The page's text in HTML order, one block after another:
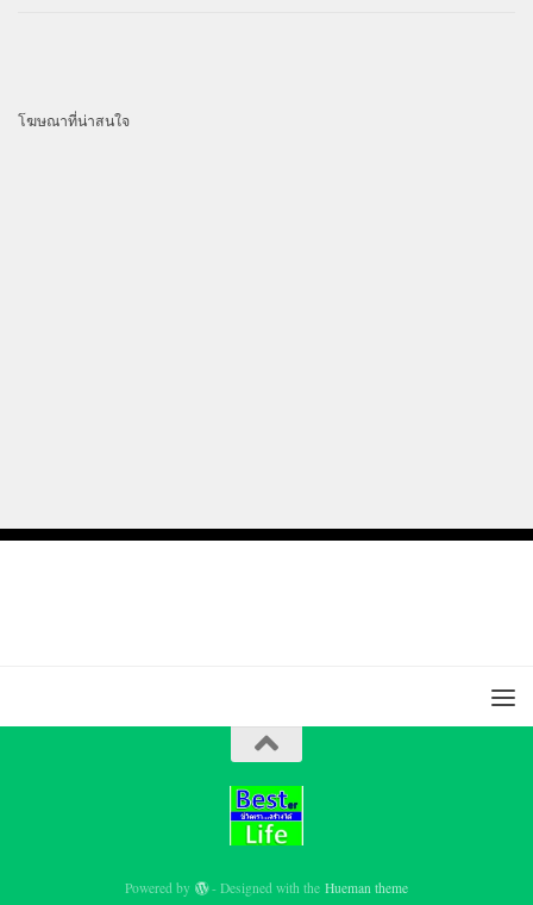
โฆษณาที่น่าสนใจ
Powered by - Designed with theHueman theme